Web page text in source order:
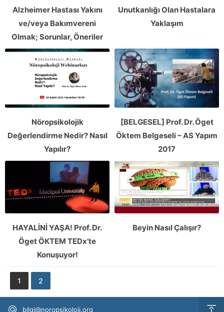
Alzheimer Hastası Yakını
ve/veya Bakımvereni
Olmak; Sorunlar, Öneriler
Unutkanlığı Olan Hastalara
Yaklaşım
Nöropsikolojik
Değerlendirme Nedir? Nasıl
Yapılır?
[BELGESEL] Prof. Dr. Öget
Öktem Belgeseli – AS Yapım
2017
HAYALİNİ YAŞA! Prof. Dr.
Öget ÖKTEM TEDx’te
Konuşuyor!
Beyin Nasıl Çalışır?
1 2
bilgi@noropsikoloji.org